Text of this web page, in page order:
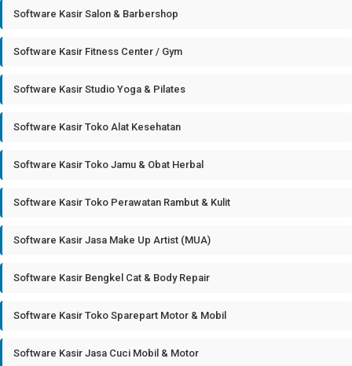
Software Kasir Salon & Barbershop
Software Kasir Fitness Center / Gym
Software Kasir Studio Yoga & Pilates
Software Kasir Toko Alat Kesehatan
Software Kasir Toko Jamu & Obat Herbal
Software Kasir Toko Perawatan Rambut & Kulit
Software Kasir Jasa Make Up Artist (MUA)
Software Kasir Bengkel Cat & Body Repair
Software Kasir Toko Sparepart Motor & Mobil
Software Kasir Jasa Cuci Mobil & Motor